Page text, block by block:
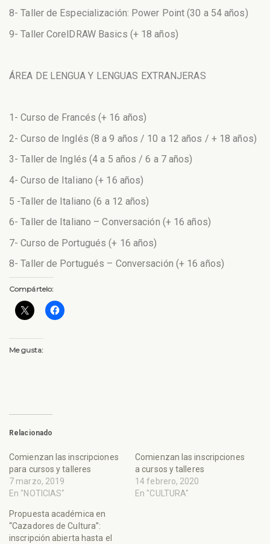
8- Taller de Especialización: Power Point (30 a 54 años)
9- Taller CorelDRAW Basics (+ 18 años)
ÁREA DE LENGUA Y LENGUAS EXTRANJERAS
1- Curso de Francés (+ 16 años)
2- Curso de Inglés (8 a 9 años / 10 a 12 años / + 18 años)
3- Taller de Inglés (4 a 5 años / 6 a 7 años)
4- Curso de Italiano (+ 16 años)
5 -Taller de Italiano (6 a 12 años)
6- Taller de Italiano – Conversación (+ 16 años)
7- Curso de Portugués (+ 16 años)
8- Taller de Portugués – Conversación (+ 16 años)
Compártelo:
Me gusta:
Relacionado
Comienzan las inscripciones
para cursos y talleres
7 marzo, 2019
En "NOTICIAS"
Comienzan las inscripciones
a cursos y talleres
14 febrero, 2020
En "CULTURA"
Propuesta académica en
“Cazadores de Cultura”:
inscripción abierta hasta el